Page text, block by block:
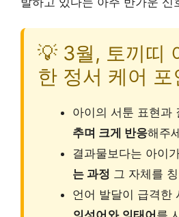
💡 3월, 토끼띠
한 정서 케어 포
아이의 서툰 표현과
추며 크게 반응해주
결과물보다는 아이
는 과정 그 자체를
언어 발달이 급격한